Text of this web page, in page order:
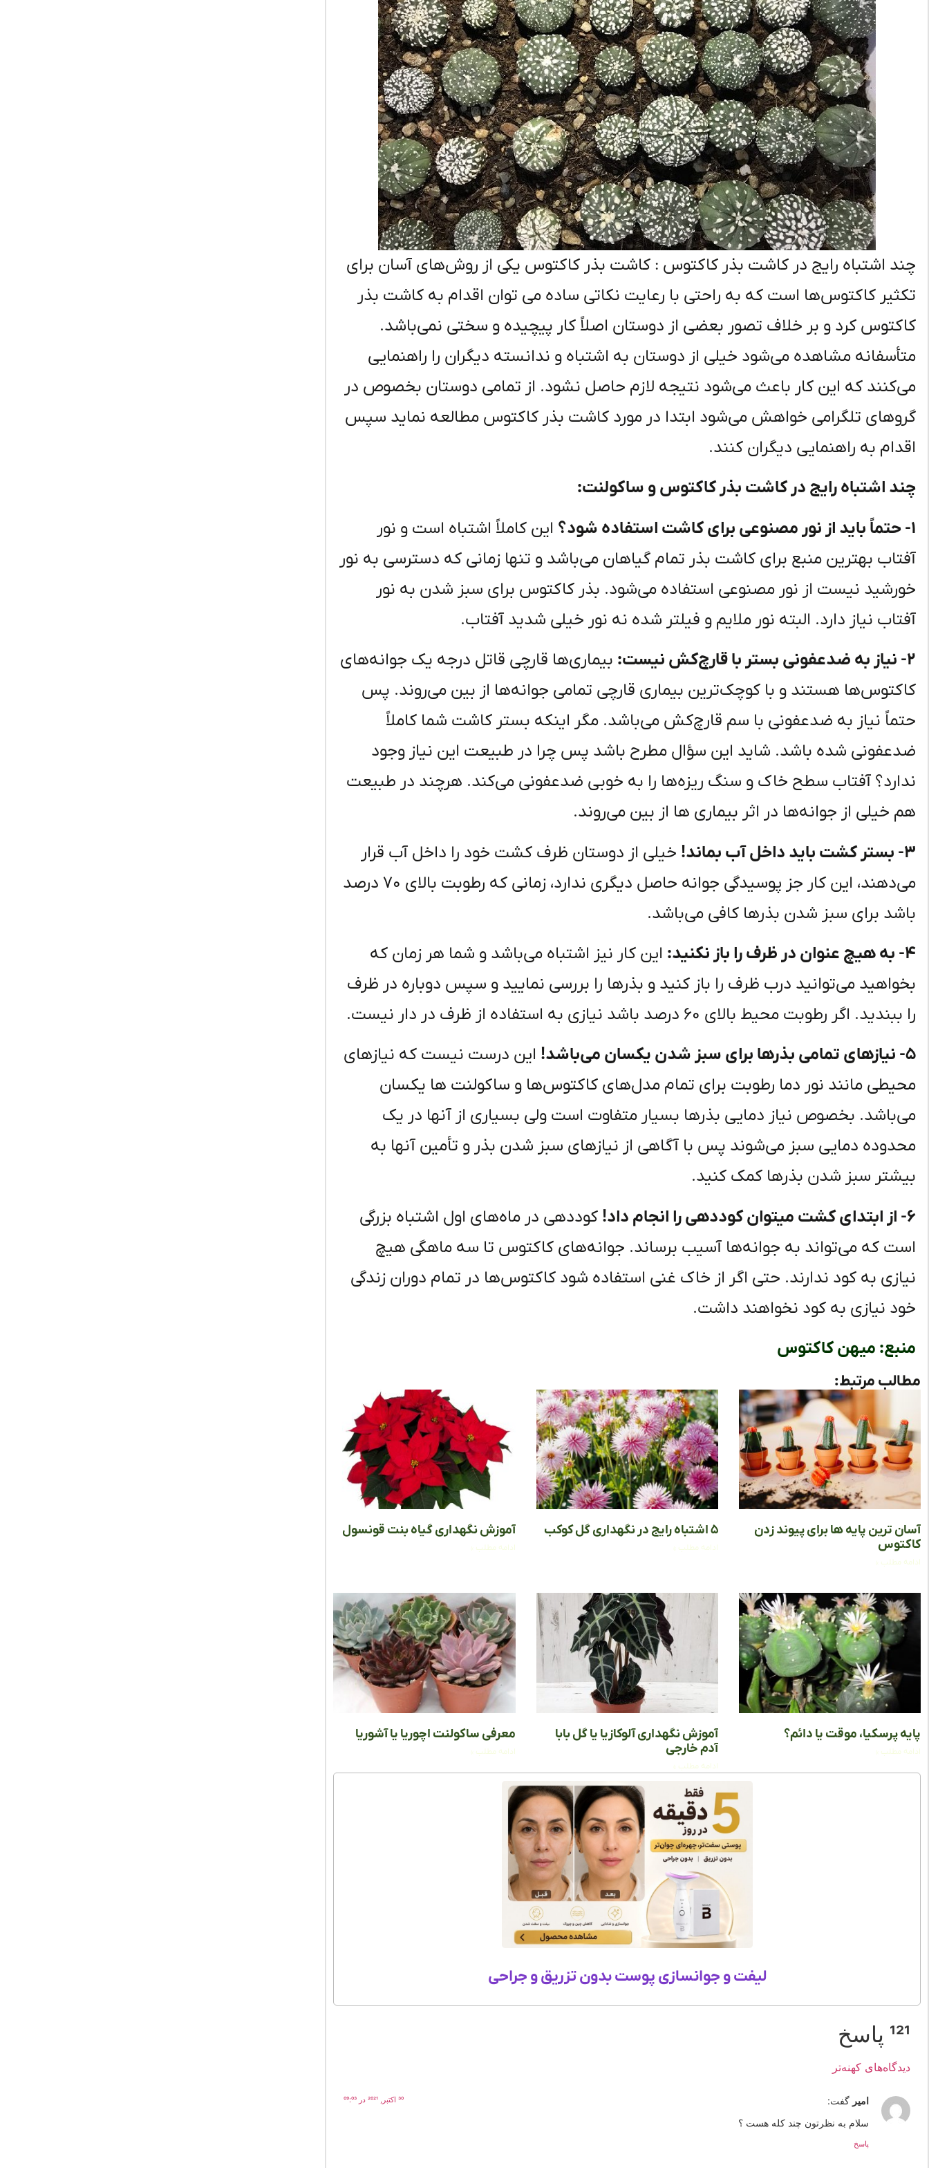
چند اشتباه رایج در کاشت بذر کاکتوس : کاشت بذر کاکتوس یکی از روش‌های آسان برای
تکثیر کاکتوس‌ها است که به راحتی با رعایت نکاتی ساده می توان اقدام به کاشت بذر
کاکتوس کرد و بر خلاف تصور بعضی از دوستان اصلاً کار پیچیده و سختی نمی‌باشد.
متأسفانه مشاهده می‌شود خیلی از دوستان به اشتباه و ندانسته دیگران را راهنمایی
می‌کنند که این کار باعث می‌شود نتیجه لازم حاصل نشود. از تمامی دوستان بخصوص در
گروهای تلگرامی خواهش می‌شود ابتدا در مورد کاشت بذر کاکتوس مطالعه نماید سپس
اقدام به راهنمایی دیگران کنند.
چند اشتباه رایج در کاشت بذر کاکتوس و ساکولنت:
۱- حتماً باید از نور مصنوعی برای کاشت استفاده شود؟
این کاملاً اشتباه است و نور
آفتاب بهترین منبع برای کاشت بذر تمام گیاهان می‌باشد و تنها زمانی که دسترسی به نور
خورشید نیست از نور مصنوعی استفاده می‌شود. بذر کاکتوس برای سبز شدن به نور
آفتاب نیاز دارد. البته نور ملایم و فیلتر شده نه نور خیلی شدید آفتاب.
۲- نیاز به ضدعفونی بستر با قارچ‌کش نیست:
بیماری‌ها قارچی قاتل درجه یک جوانه‌های
کاکتوس‌ها هستند و با کوچک‌ترین بیماری قارچی تمامی جوانه‌ها از بین می‌روند. پس
حتماً نیاز به ضدعفونی با سم قارچ‌کش می‌باشد. مگر اینکه بستر کاشت شما کاملاً
ضدعفونی شده باشد. شاید این سؤال مطرح باشد پس چرا در طبیعت این نیاز وجود
ندارد؟ آفتاب سطح خاک و سنگ ریزه‌ها را به خوبی ضدعفونی می‌کند. هرچند در طبیعت
هم خیلی از جوانه‌ها در اثر بیماری ها از بین می‌روند.
۳- بستر کشت باید داخل آب بماند!
خیلی از دوستان ظرف کشت خود را داخل آب قرار
می‌دهند، این کار جز پوسیدگی جوانه حاصل دیگری ندارد، زمانی که رطوبت بالای ۷۰ درصد
باشد برای سبز شدن بذرها کافی می‌باشد.
۴- به هیچ عنوان در ظرف را باز نکنید:
این کار نیز اشتباه می‌باشد و شما هر زمان که
بخواهید می‌توانید درب ظرف را باز کنید و بذرها را بررسی نمایید و سپس دوباره در ظرف
را ببندید. اگر رطوبت محیط بالای ۶۰ درصد باشد نیازی به استفاده از ظرف در دار نیست.
۵- نیازهای تمامی بذرها برای سبز شدن یکسان می‌باشد!
این درست نیست که نیازهای
محیطی مانند نور دما رطوبت برای تمام مدل‌های کاکتوس‌ها و ساکولنت ها یکسان
می‌باشد. بخصوص نیاز دمایی بذرها بسیار متفاوت است ولی بسیاری از آنها در یک
محدوده دمایی سبز می‌شوند پس با آگاهی از نیازهای سبز شدن بذر و تأمین آنها به
بیشتر سبز شدن بذرها کمک کنید.
۶- از ابتدای کشت میتوان کوددهی را انجام داد!
کوددهی در ماه‌های اول اشتباه بزرگی
است که می‌تواند به جوانه‌ها آسیب برساند. جوانه‌های کاکتوس تا سه ماهگی هیچ
نیازی به کود ندارند. حتی اگر از خاک غنی استفاده شود کاکتوس‌ها در تمام دوران زندگی
خود نیازی به کود نخواهند داشت.
منبع: میهن کاکتوس
مطالب مرتبط:
آسان‌ ترین پایه‌ ها برای پیوند زدن
کاکتوس
ادامه مطلب »
۵ اشتباه رایج در نگهداری گل کوکب
ادامه مطلب »
آموزش نگهداری گیاه بنت قونسول
ادامه مطلب »
پایه پرسکیا، موقت یا دائم؟
ادامه مطلب »
آموزش نگهداری آلوکازیا یا گل بابا
آدم خارجی
ادامه مطلب »
معرفی ساکولنت اچوریا یا آشوریا
ادامه مطلب »
لیفت و جوانسازی پوست بدون تزریق و جراحی
121 پاسخ
دیدگاه‌های کهنه‌تر
امیر گفت: 30 اکتبر, 2021 در 09:03
سلام به نظرتون چند کله هست ؟
پاسخ